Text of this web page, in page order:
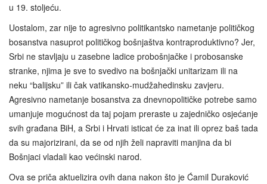
u 19. stoljeću.
Uostalom, zar nije to agresivno politikantsko nametanje političkog
bosanstva nasuprot političkog bošnjaštva kontraproduktivno? Jer,
Srbi ne stavljaju u zasebne ladice probošnjačke i probosanske
stranke, njima je sve to svedivo na bošnjački unitarizam ili na
neku “balijsku” ili čak vatikansko‑mudžahedinsku zavjeru.
Agresivno nametanje bosanstva za dnevnopolitičke potrebe samo
umanjuje mogućnost da taj pojam preraste u zajedničko osjećanje
svih građana BiH, a Srbi i Hrvati isticat će za inat ili oprez baš tada
da su majorizirani, da se od njih želi napraviti manjina da bi
Bošnjaci vladali kao većinski narod.
Ova se priča aktuelizira ovih dana nakon što je Ćamil Duraković